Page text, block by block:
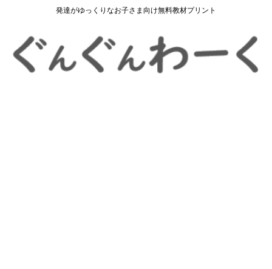
発達がゆっくりなお子さま向け無料教材プリント